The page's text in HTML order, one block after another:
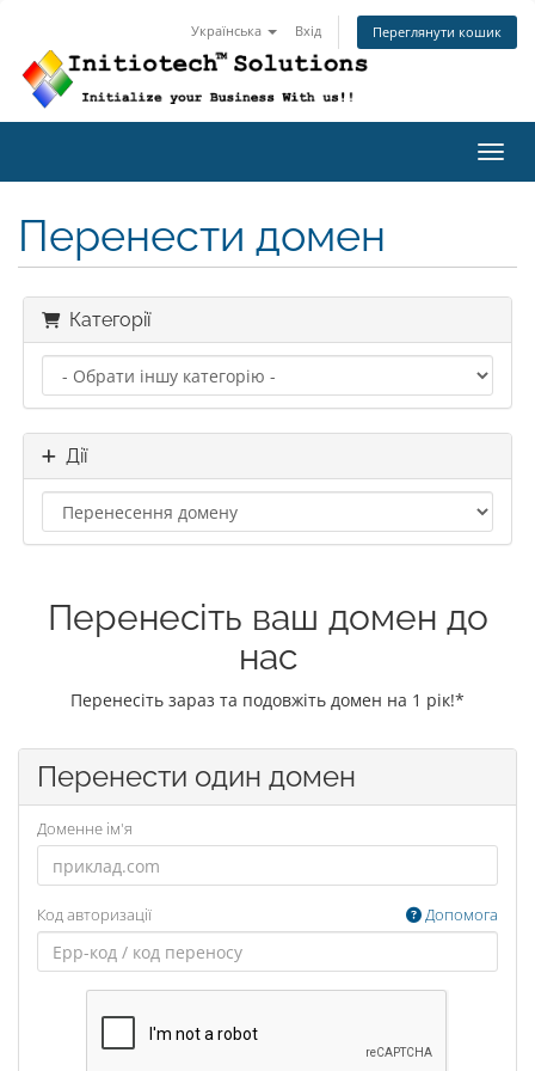
Українська Вхід Переглянути кошик
Перенести домен
Категорії
Дії
Перенесіть ваш домен до
нас
Перенесіть зараз та подовжіть домен на 1 рік!*
Перенести один домен
Доменне ім'я
Код авторизації Допомога